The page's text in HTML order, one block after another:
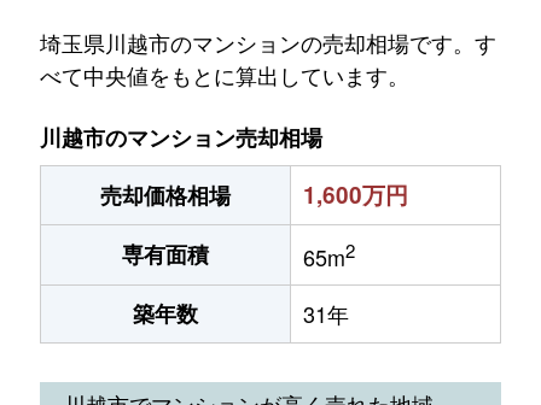
埼玉県川越市のマンションの売却相場です。す
べて中央値をもとに算出しています。
川越市のマンション売却相場
売却価格相場
1,600万円
専有面積 65m2
築年数 31年